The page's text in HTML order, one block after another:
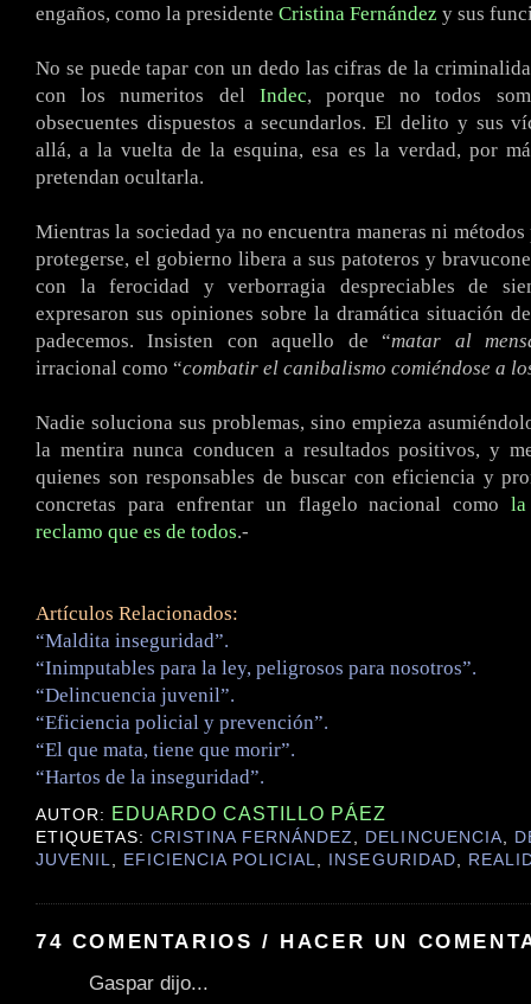
engaños, como la presidente Cristina Fernández y sus
No se puede tapar con un dedo las cifras de la
con los numeritos del Indec, porque no todos
obsecuentes dispuestos a secundarlos. El delito y sus
allá, a la vuelta de la esquina, esa es la verdad, por
pretendan ocultarla.
Mientras la sociedad ya no encuentra maneras ni métodos
protegerse, el gobierno libera a sus patoteros y
con la ferocidad y verborragia despreciables de
expresaron sus opiniones sobre la dramática situación
padecemos. Insisten con aquello de “matar al
irracional como “combatir el canibalismo comiéndose a
Nadie soluciona sus problemas, sino empieza
la mentira nunca conducen a resultados positivos, y
quienes son responsables de buscar con eficiencia y
concretas para enfrentar un flagelo nacional como
reclamo que es de todos.-
Artículos Relacionados:
“Maldita inseguridad”.
“Inimputables para la ley, peligrosos para nosotros”.
“Delincuencia juvenil”.
“Eficiencia policial y prevención”.
“El que mata, tiene que morir”.
“Hartos de la inseguridad”.
AUTOR: EDUARDO CASTILLO PÁEZ
ETIQUETAS:CRISTINA FERNÁNDEZ, DELINCUENCIA,
JUVENIL, EFICIENCIA POLICIAL, INSEGURIDAD,
74 COMENTARIOS / HACER UN
Gaspar dijo...